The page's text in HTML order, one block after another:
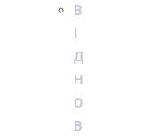
В
Д
Н
О
В